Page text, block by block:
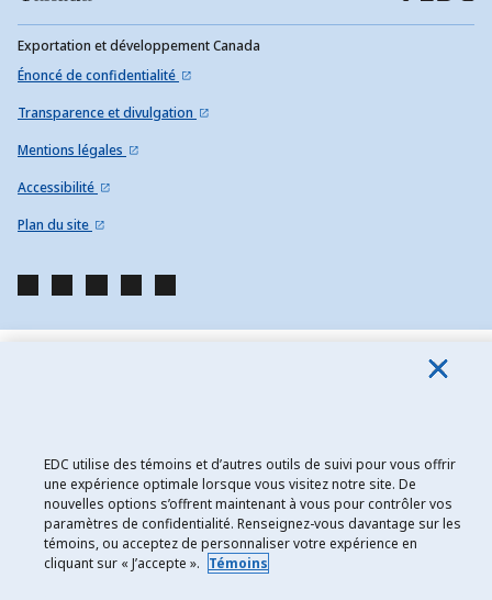
Exportation et développement Canada
Énoncé de confidentialité
Transparence et divulgation
Mentions légales
Accessibilité
Plan du site
EDC utilise des témoins et d’autres outils de suivi pour vous offrir
une expérience optimale lorsque vous visitez notre site. De
nouvelles options s’offrent maintenant à vous pour contrôler vos
paramètres de confidentialité. Renseignez-vous davantage sur les
témoins, ou acceptez de personnaliser votre expérience en
cliquant sur « J’accepte ». Témoins